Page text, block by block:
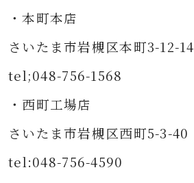
・本町本店
さいたま市岩槻区本町3-12-14
tel;048-756-1568
・西町工場店
さいたま市岩槻区西町5-3-40
tel:048-756-4590